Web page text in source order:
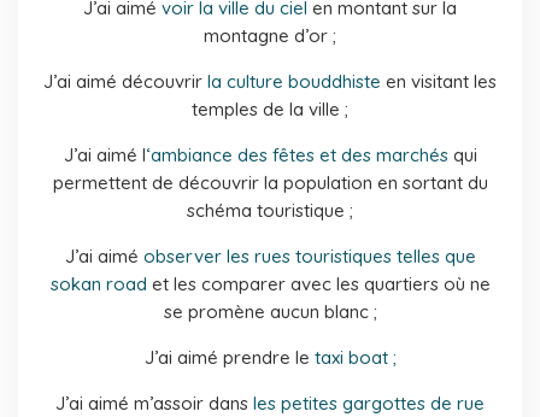
J’ai aimé voir la ville du ciel en montant sur la
montagne d’or ;
J’ai aimé découvrir la culture bouddhiste en visitant les
temples de la ville ;
J’ai aimé l‘ambiance des fêtes et des marchésqui
permettent de découvrir la population en sortant du
schéma touristique ;
J’ai aimé observer les rues touristiques telles que
sokan road et les comparer avec les quartiers où ne
se promène aucun blanc ;
J’ai aimé prendre le taxi boat ;
J’ai aimé m’assoir dans les petites gargottes de rue